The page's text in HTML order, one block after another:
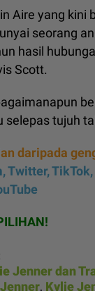
Aire yang kini
seorang
hasil
Scott.
selepas tujuh
daripada
Twitter,TikTok,
Jenner dan
, Kylie